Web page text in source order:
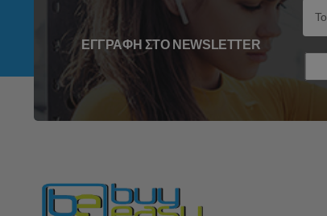
ΕΓΓΡΑΦΉ ΣΤΟ NEWSLETTER